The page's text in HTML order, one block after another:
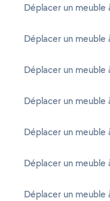
Déplacer un meuble
Déplacer un meuble
Déplacer un meuble
Déplacer un meuble
Déplacer un meuble
Déplacer un meuble
Déplacer un meuble